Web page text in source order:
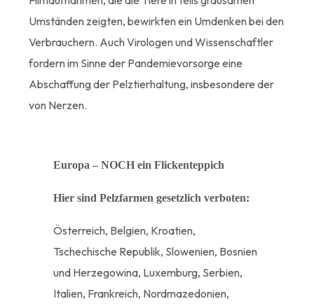
Umständen zeigten, bewirkten ein Umdenken bei den
Verbrauchern. Auch Virologen und Wissenschaftler
fordern im Sinne der Pandemievorsorge eine
Abschaffung der Pelztierhaltung, insbesondere der
von Nerzen.
Europa – NOCH ein Flickenteppich
Hier sind Pelzfarmen gesetzlich verboten:
Österreich, Belgien, Kroatien,
Tschechische Republik, Slowenien, Bosnien
und Herzegowina, Luxemburg, Serbien,
Italien, Frankreich, Nordmazedonien,